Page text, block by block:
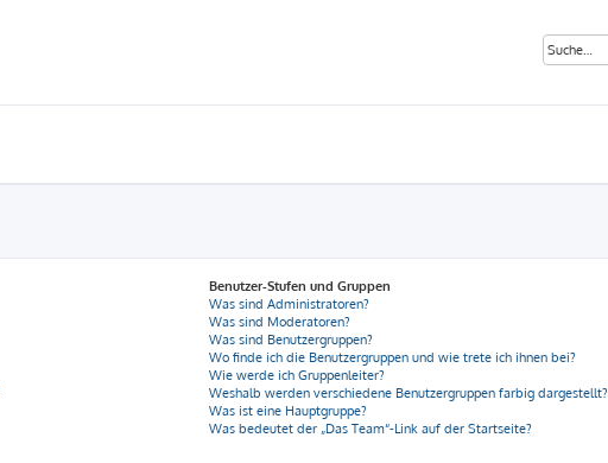
Benutzer-Stufen und Gruppen
Was sind Administratoren?
Was sind Moderatoren?
Was sind Benutzergruppen?
Wo finde ich die Benutzergruppen und wie trete ich ihnen bei?
Wie werde ich Gruppenleiter?
Weshalb werden verschiedene Benutzergruppen farbig dargestellt?
Was ist eine Hauptgruppe?
Was bedeutet der „Das Team“-Link auf der Startseite?